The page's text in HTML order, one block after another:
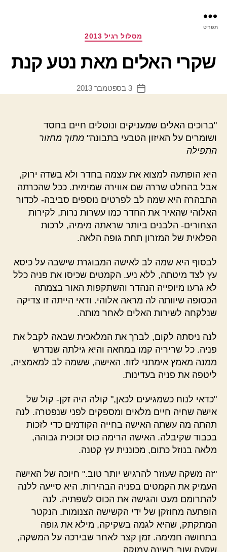
תפריט
קטגוריותמסלול רגיל 2013
שקרי האלים מאת נטע קנת
תאריך
3 בספטמבר 2013
"ברוכים האלים שמעניקים ונוטלים חיים בחסד
ושומרים על האיזון הטבעי בתבונה" מתוך מחזור
התפילה
היא הופתעה למצוא את עצמה בחדר ולא בשדה ירוק,
אבל בהחלט שררה שם אווירה שמימית. ככל שהכרתה
התבהרה היא שמה לב לפרטים נוספים סביבה- לכדור
האלוהי שהאיר את החדר כמו עשרות נרות, לקירות
הצחורים- הלבנים ביותר שראתה מימיה, לרכות
הפלאית של המזרון תחת גופה הלאה.
לבסוף היא שמה לב לאישה המבוגרת שישבה על כיסא
עץ לצד מיטתה, ללא ניע. הקמטים שכיסו את פניה כלל
לא גרעו מיופייה הנהדר והשתקפות האור בצמתה
הכסופה שיוותה לה מראה אלוהי. ודאי הייתה זו צדיקה
שנלקחה לשירות האלים לאחר מותה.
לנה ניסתה לקום, לברך את המלאכית שבאה לקבל את
פניה. כל שריריה קמו במחאה והיא גילתה שנדרש
ממנה מאמץ אימתני לזוז. האישה, ששמה לב למאמציה,
ליטפה את פניה בעדינות.
"כדאי לנוח כשמגיעים לכאן," קולה היה זקן- קול של
אישה שחיה חיים מלאים ומספקים לפני שנפטרה. לנה
תהתה מה עשתה האישה בחייה הקודמים כדי לזכות
בכבוד שקיבלה. האישה הרימה כוס זכוכית גבוהה,
מלאה בנוזל כתום, מכוננית עץ קטנה.
"זה משקה שעוזר להרגיש יותר טוב." חיוכה של האישה
העמיק את הקמטים בפניה הבהירות. היא סייעה ללנה
להתרומם מעט והגישה את הכוס לשפתיה. לנה
הופתעה מחוזקן של ידי הקשישה הצנומות. הנקטר
המתקתק, שהיא לגמה בשקיקה, מילא את גופה
בתחושה חמימה. זמן קצר לאחר שבירכה על המשקה,
שקעה שוב בשינה עמוקה.